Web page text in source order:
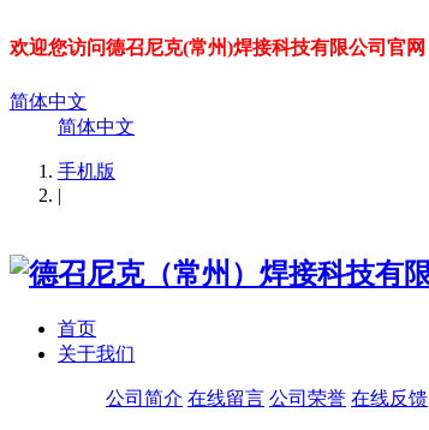
欢迎您访问德召尼克(常州)焊接科技有限公司官
简体中文
简体中文
手机版
|
首页
关于我们
公司简介 在线留言 公司荣誉 在线反馈